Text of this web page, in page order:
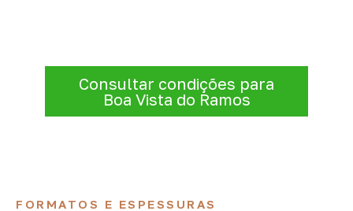
Consultar condições para
Boa Vista do Ramos
FORMATOS E ESPESSURAS